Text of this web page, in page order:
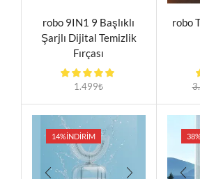
robo 9IN1 9 Başlıklı
Şarjlı Dijital Temizlik
Fırçası
1.499₺
robo
14%İNDIRIM